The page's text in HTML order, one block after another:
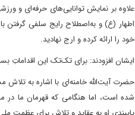
علاوه بر نمایش توانایی‌های حرفه‌ای و
اطهار (ع) و به‌اصطلاح رایج سلفی گرفتن
خود را ارائه کرده و ارج نهادید.
ایشان افزودند: برای تک‌تک این اقداماتِ
حضرت آیت‌الله خامنه‌ای با اشاره به
شده است، ‌اما هنگامی که قهرمان ما